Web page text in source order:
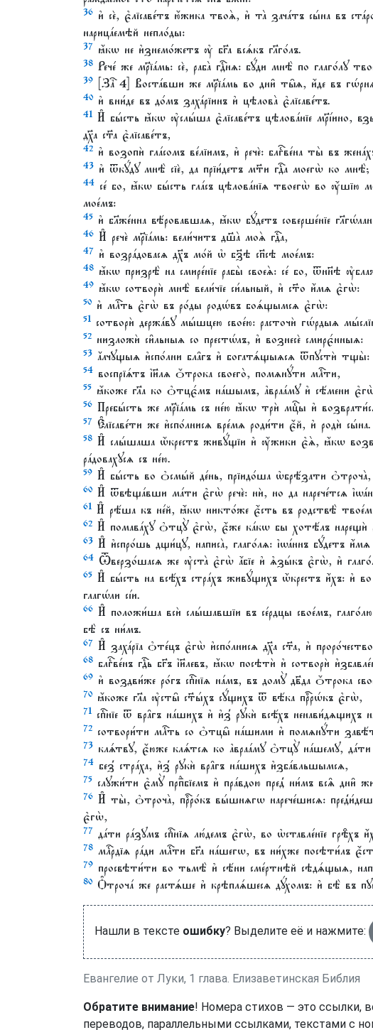
36 и҆ сѐ, є҆лїсаве́тъ ю҆́жика твоѧ̀, и҆ та̀ зача́тъ сы́на въ
нарица́емѣй непло́ды:
37 ꙗ҆́кѡ не и҆знемо́жетъ ᲂу҆ бг҃а всѧ́къ гл҃го́лъ.
38 Рече́ же мр҃їа́мь: сѐ, раба̀ гдⷭ҇нѧ: бꙋ́ди мнѣ̀ по глаго́лꙋ
39 [Заⷱ҇ 4] Воста́вши же мр҃їа́мь во дни̑ ты̑ѧ, и҆́де въ
40 и҆ вни́де въ до́мъ заха́рїинъ и҆ цѣлова̀ є҆лїсаве́тъ.
41 И҆ бы́сть ꙗ҆́кѡ ᲂу҆слы́ша є҆лїсаве́тъ цѣлова́нїе мр҃і́ино,
дх҃а ст҃а є҆лїсаве́тъ,
42 и҆ возопѝ гла́сомъ ве́лїимъ, и҆ речѐ: блгⷭ҇ве́на ты̀ въ
43 и҆ ѿкꙋ́дꙋ мнѣ̀ сїѐ, да прїи́детъ мт҃и гдⷭ҇а моегѡ̀ ко мнѣ̀;
44 се́ бо, ꙗ҆́кѡ бы́сть гла́съ цѣлова́нїѧ твоегѡ̀ во ᲂу҆́шїю
мое́мъ:
45 и҆ бл҃же́нна вѣ́ровавшаѧ, ꙗ҆́кѡ бꙋ́детъ соверше́нїе
46 И҆ речѐ мр҃їа́мь: вели́читъ дш҃а̀ моѧ̀ гдⷭ҇а,
47 и҆ возра́довасѧ дх҃ъ мо́й ѡ҆ бз҃ѣ сп҃сѣ мое́мъ:
48 ꙗ҆́кѡ призрѣ̀ на смире́нїе рабы̀ своеѧ̀: се́ бо, ѿнн҃ѣ
49 ꙗ҆́кѡ сотворѝ мнѣ̀ вели́чїе си́льный, и҆ ст҃о и҆́мѧ є҆гѡ̀:
50 и҆ млⷭ҇ть є҆гѡ̀ въ ро́ды родѡ́въ боѧ́щымсѧ є҆гѡ̀:
51 сотворѝ держа́вꙋ мы́шцею свое́ю: расточѝ гѡ́рдыѧ
52 низложѝ си̑льныѧ со престѡ́лъ, и҆ вознесѐ смирє́нныѧ:
53 а҆́лчꙋщыѧ и҆спо́лни бла̑гъ и҆ богатѧ́щыѧсѧ ѿпꙋстѝ тщы̀:
54 воспрїѧ́тъ і҆и҃лѧ ѻ҆́трока своего̀, помѧнꙋ́ти млⷭ҇ти,
55 ꙗ҆́коже гл҃а ко ѻ҆тцє́мъ на́шымъ, а҆враа́мꙋ и҆ сѣ́мени
56 Пребы́сть же мр҃їа́мь съ не́ю ꙗ҆́кѡ трѝ мцⷭ҇ы и҆
57 Є҆лїсаве́ти же и҆спо́лнисѧ вре́мѧ роди́ти є҆́й, и҆ родѝ сы́на.
58 И҆ слы́шаша ѡ҆́крестъ живꙋ́щїи и҆ ᲂу҆́жики є҆ѧ̀, ꙗ҆́кѡ
ра́довахꙋсѧ съ не́ю.
59 И҆ бы́сть во ѻ҆смы́й де́нь, прїидо́ша ѡ҆брѣ́зати
60 И҆ ѿвѣща́вши ма́ти є҆гѡ̀ речѐ: нѝ, но да нарече́тсѧ
61 И҆ рѣ́ша къ не́й, ꙗ҆́кѡ никто́же є҆́сть въ родствѣ̀
62 И҆ помава́хꙋ ѻ҆тцꙋ̀ є҆гѡ̀, є҆́же ка́кѡ бы хотѣ́лъ нарещѝ
63 И҆ и҆спро́шь дщи́цꙋ, написа̀, глаго́лѧ: і҆ѡа́ннъ бꙋ́детъ
64 Ѿверзо́шасѧ же ᲂу҆ста̀ є҆гѡ̀ а҆́бїе и҆ ѧ҆зы́къ є҆гѡ̀, и҆
65 И҆ бы́сть на всѣ́хъ стра́хъ живꙋ́щихъ ѡ҆́крестъ и҆́хъ: и҆ во
глагѡ́ли сі́и.
66 И҆ положи́ша всѝ слы́шавшїи въ се́рдцы свое́мъ,
бѣ̀ съ ни́мъ.
67 И҆ заха́рїа ѻ҆те́цъ є҆гѡ̀ и҆спо́лнисѧ дх҃а ст҃а, и҆
68 блгⷭ҇ве́нъ гдⷭ҇ь бг҃ъ і҆и҃левъ, ꙗ҆́кѡ посѣтѝ и҆ сотворѝ
69 и҆ воздви́же ро́гъ спⷭ҇нїѧ на́мъ, въ домꙋ̀ дв҃да ѻ҆́трока
70 ꙗ҆́коже гл҃а ᲂу҆сты̑ ст҃ы́хъ сꙋ́щихъ ѿ вѣ́ка прⷪ҇рѡ́къ є҆гѡ̀,
71 спⷭ҇нїе ѿ вра̑гъ на́шихъ и҆ и҆з̾ рꙋкѝ всѣ́хъ ненави́дѧщихъ
72 сотвори́ти млⷭ҇ть со ѻ҆тцы̑ на́шими и҆ помѧнꙋ́ти
73 клѧ́твꙋ, є҆́юже клѧ́тсѧ ко а҆враа́мꙋ ѻ҆тцꙋ̀ на́шемꙋ,
74 без̾ стра́ха, и҆з̾ рꙋкѝ вра̑гъ на́шихъ и҆зба́вльшымсѧ,
75 слꙋжи́ти є҆мꙋ̀ прпⷣбїемъ и҆ пра́вдою пред̾ ни́мъ всѧ̑ дни̑
76 И҆ ты̀, ѻ҆троча̀, прⷪ҇ро́къ вы́шнѧгѡ нарече́шисѧ:
є҆гѡ̀,
77 да́ти ра́зꙋмъ спⷭ҇нїѧ лю́демъ є҆гѡ̀, во ѡ҆ставле́нїе грѣ̑хъ
78 млⷭ҇рдїѧ ра́ди млⷭ҇ти бг҃а на́шегѡ, въ ни́хже посѣти́лъ
79 просвѣти́ти во тьмѣ̀ и҆ сѣ́ни сме́ртнѣй сѣдѧ́щыѧ,
80 Ѻ҆троча́ же растѧ́ше и҆ крѣплѧ́шесѧ дꙋ́хомъ: и҆ бѣ̀ въ
Нашли в тексте ошибку? Выделите её и нажмите:
Евангелие от Луки, 1 глава. Елизаветинская Библия
Обратите внимание! Номера стихов — это ссылки,
переводов, параллельными ссылками, текстами с